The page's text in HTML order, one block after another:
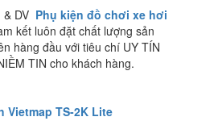
DV Phụ kiện đồ chơi xe hơi
kết luôn đặt chất lượng sản
hàng đầu với tiêu chí UY TÍN
TIN cho khách hàng.
Vietmap TS-2K Lite